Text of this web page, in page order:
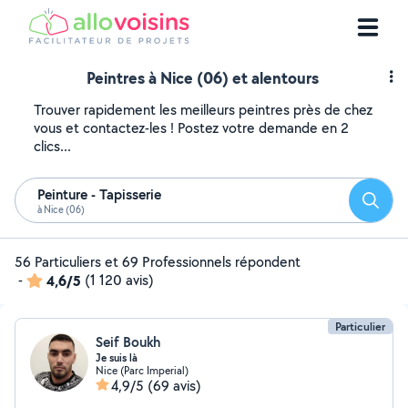
Peintres à Nice (06) et alentours
Trouver rapidement les meilleurs peintres près de chez
vous et contactez-les ! Postez votre demande en 2
clics...
Peinture - Tapisserie
à Nice (06)
56 Particuliers et 69 Professionnels répondent
-
4,6/5 (1 120 avis)
Particulier
Seif Boukh
Je suis là
Nice (Parc Imperial)
4,9/5 (69 avis)